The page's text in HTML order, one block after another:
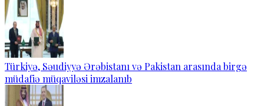
Türkiyə, Səudiyyə Ərəbistanı və Pakistan arasında birgə
müdafiə müqaviləsi imzalanıb